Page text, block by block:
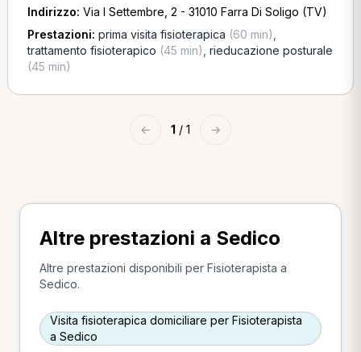
Indirizzo: Via I Settembre, 2 - 31010 Farra Di Soligo (TV)
Prestazioni: prima visita fisioterapica (60 min)
trattamento fisioterapico (45 min) rieducazione posturale
(45 min)
← 1 / 1 →
Altre prestazioni a Sedico
Altre prestazioni disponibili per Fisioterapista a
Sedico.
Visita fisioterapica domiciliare per Fisioterapista
a Sedico